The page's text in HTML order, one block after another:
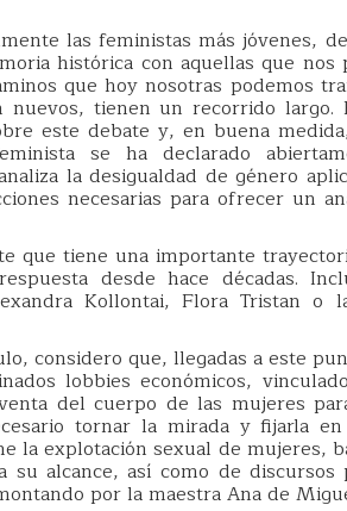
las feministas más jóvenes,
histórica con aquellas que nos
que hoy nosotras podemos
tienen un recorrido largo.
este debate y, en buena
se ha declarado
la desigualdad de género
necesarias para ofrecer un
que tiene una importante
desde hace décadas.
Kollontai, Flora Tristan o
considero que, llegadas a este
lobbies económicos,
del cuerpo de las mujeres
tornar la mirada y fijarla
la explotación sexual de mujeres,
su alcance, así como de discursos
por la maestra Ana de